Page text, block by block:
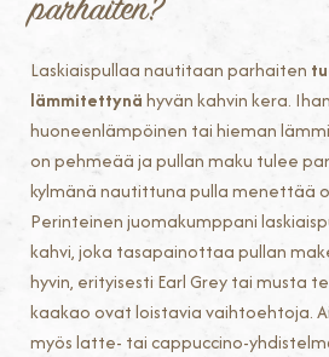
parhaiten?
Laskiaispullaa nautitaan parhaiten
lämmitettynähyvän kahvin kera.
huoneenlämpöinen tai hieman
on pehmeää ja pullan maku tulee
kylmänä nautittuna pulla menettää
Perinteinen juomakumppani
kahvi, joka tasapainottaa pullan
hyvin, erityisesti Earl Grey tai musta
kaakao ovat loistavia vaihtoehtoja.
myös latte- tai cappuccino-